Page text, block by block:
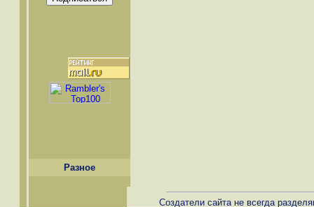
Разное
Создатели сайта не всегда